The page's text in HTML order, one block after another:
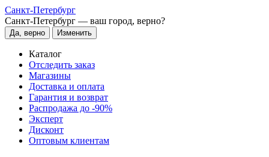
Санкт-Петербург
Санкт-Петербург — ваш город, верно?
Да, верно Изменить
Каталог
Отследить заказ
Магазины
Доставка и оплата
Гарантия и возврат
Распродажа до -90%
Эксперт
Дисконт
Оптовым клиентам